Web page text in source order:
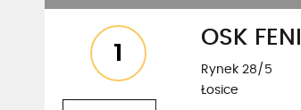
1
OSK
Rynek 28/5
Łosice